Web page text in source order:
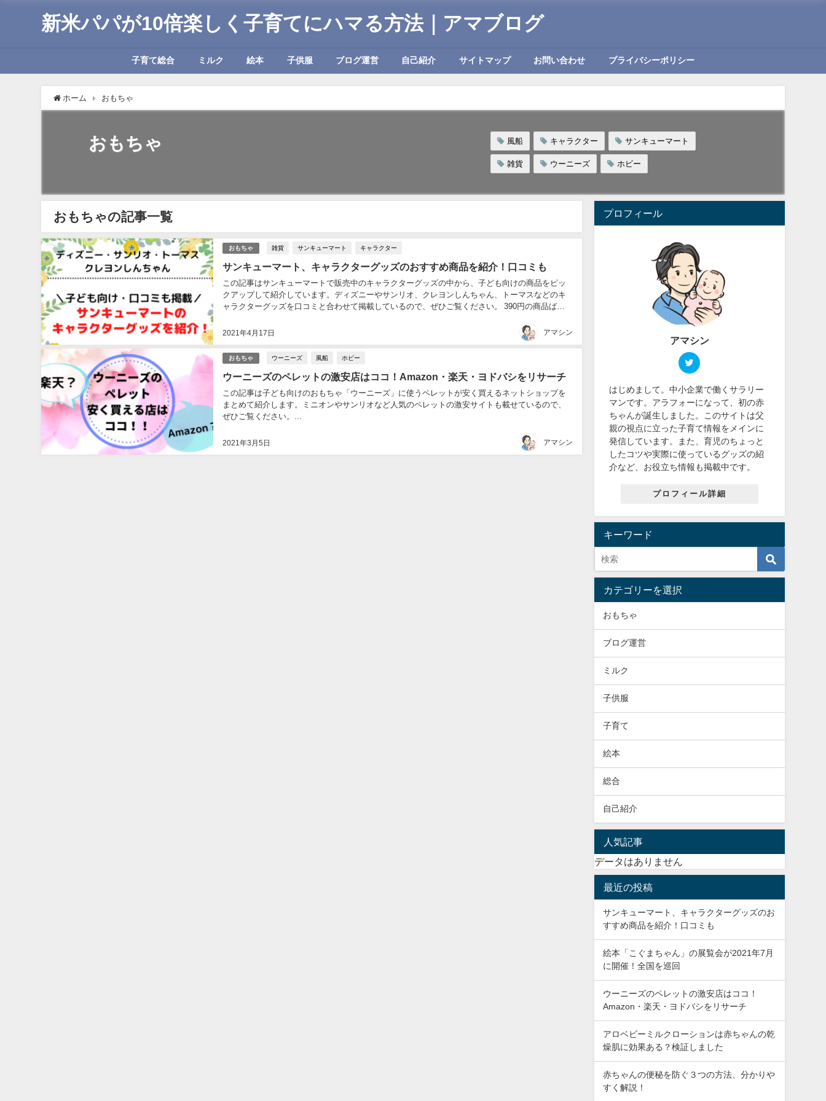
新米パパが10倍楽しく子育てにハマる方法｜アマブログ
子育て総合 ミルク 絵本 子供服 ブログ運営 自己紹介 サイトマップ お問い合わせ プライバシーポリシー
ホーム おもちゃ
おもちゃ 風船 キャラクター サンキューマート
雑貨 ウーニーズ ホビー
おもちゃの記事一覧
おもちゃ 雑貨 サンキューマート キャラクター
サンキューマート、キャラクターグッズのおすすめ商品を紹介！口コミも
2021年4月17日
この記事はサンキューマートで販売中のキャラクターグッズの中から、子ども向けの商品をピッ
クアップして紹介しています。ディズニーやサンリオ、クレヨンしんちゃん、トーマスなどのキ
ャラクターグッズを口コミと合わせて掲載しているので、ぜひご覧ください。 390円の商品ばか
アマシン
おもちゃ ウーニーズ 風船 ホビー
ウーニーズのペレットの激安店はココ！Amazon・楽天・ヨドバシをリサーチ
2021年3月5日
この記事は子ども向けのおもちゃ「ウーニーズ」に使うペレットが安く買えるネットショップを
まとめて紹介します。ミニオンやサンリオなど人気のペレットの激安サイトも載せているので、
ぜひご覧ください。...
アマシン
プロフィール
アマシン
はじめまして。中小企業で働くサラリー
マンです。アラフォーになって、初の赤
ちゃんが誕生しました。このサイトは父
親の視点に立った子育て情報をメインに
発信しています。また、育児のちょっと
したコツや実際に使っているグッズの紹
介など、お役立ち情報も掲載中です。
プロフィール詳細
キーワード
カテゴリーを選択
おもちゃ
ブログ運営
ミルク
子供服
子育て
絵本
総合
自己紹介
人気記事
データはありません
最近の投稿
サンキューマート、キャラクターグッズのお
すすめ商品を紹介！口コミも
絵本「こぐまちゃん」の展覧会が2021年7月
に開催！全国を巡回
ウーニーズのペレットの激安店はココ！
Amazon・楽天・ヨドバシをリサーチ
アロベビーミルクローションは赤ちゃんの乾
燥肌に効果ある？検証しました
赤ちゃんの便秘を防ぐ３つの方法、分かりや
すく解説！